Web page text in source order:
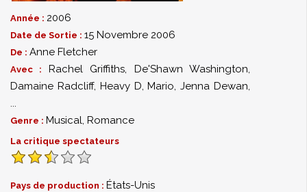
Année : 2006
Date de Sortie : 15 Novembre 2006
De : Anne Fletcher
Avec : Rachel Griffiths, De'Shawn Washington,
Damaine Radcliff, Heavy D,Mario,Jenna Dewan,
...
Genre : Musical, Romance
La critique spectateurs
Pays de production : États-Unis